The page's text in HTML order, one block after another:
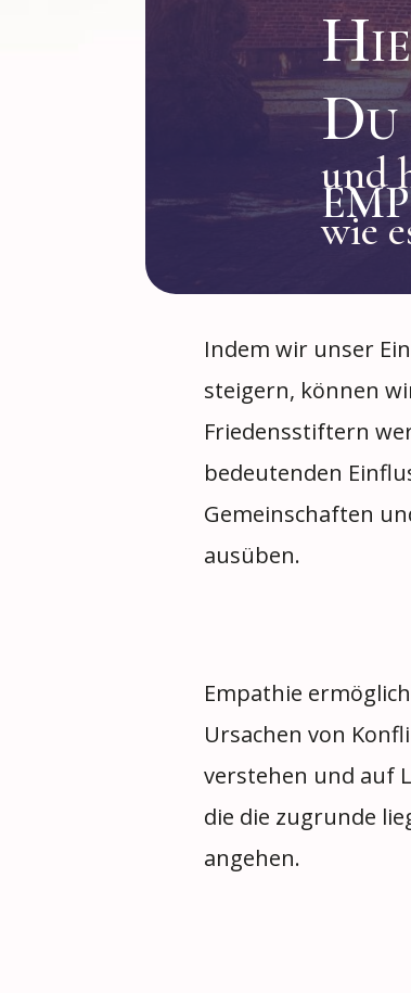
und
wie
Indem wir unser
steigern, können
Friedensstiftern
bedeutenden
Gemeinschaften
ausüben.
Empathie
Ursachen von
verstehen und auf
die die zugrunde
angehen.